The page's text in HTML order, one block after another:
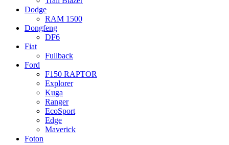
Dodge
RAM 1500
Dongfeng
DF6
Fiat
Fullback
Ford
F150 RAPTOR
Explorer
Kuga
Ranger
EcoSport
Edge
Maverick
Foton